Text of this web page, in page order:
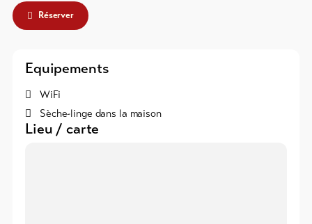
Météo
Refuges
de
Auberges
Plus
de
Hébergements
Réserver
Equipements
WiFi
Sèche-linge dans la maison
Lieu / carte